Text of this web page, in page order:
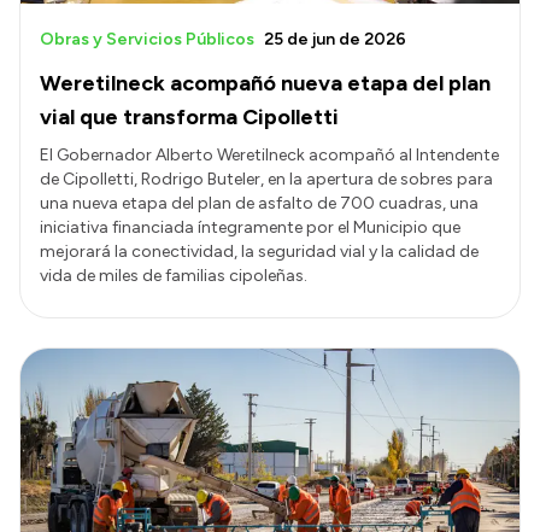
Weretilneck acompañó nueva etapa del plan
vial que transforma Cipolletti
Obras y Servicios Públicos 25 de jun de 2026
El Gobernador Alberto Weretilneck acompañó al Intendente
de Cipolletti, Rodrigo Buteler, en la apertura de sobres para
una nueva etapa del plan de asfalto de 700 cuadras, una
iniciativa financiada íntegramente por el Municipio que
mejorará la conectividad, la seguridad vial y la calidad de
vida de miles de familias cipoleñas.